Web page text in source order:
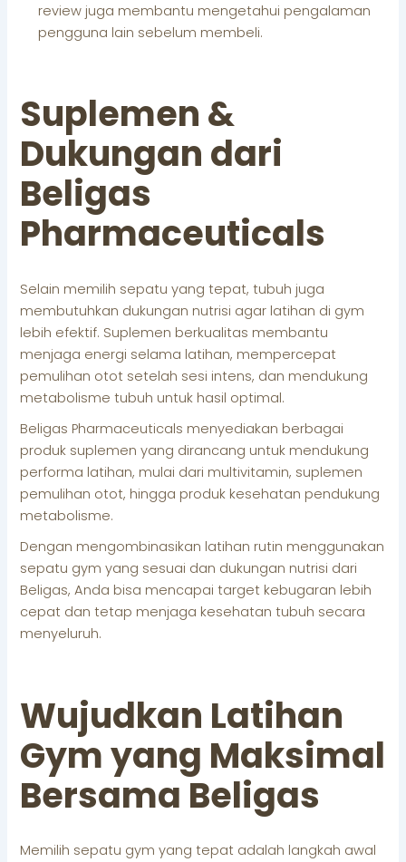
review juga membantu mengetahui pengalaman
pengguna lain sebelum membeli.
Suplemen &
Dukungan dari
Beligas
Pharmaceuticals
Selain memilih sepatu yang tepat, tubuh juga
membutuhkan dukungan nutrisi agar latihan di gym
lebih efektif. Suplemen berkualitas membantu
menjaga energi selama latihan, mempercepat
pemulihan otot setelah sesi intens, dan mendukung
metabolisme tubuh untuk hasil optimal.
Beligas Pharmaceuticals menyediakan berbagai
produk suplemen yang dirancang untuk mendukung
performa latihan, mulai dari multivitamin, suplemen
pemulihan otot, hingga produk kesehatan pendukung
metabolisme.
Dengan mengombinasikan latihan rutin menggunakan
sepatu gym yang sesuai dan dukungan nutrisi dari
Beligas, Anda bisa mencapai target kebugaran lebih
cepat dan tetap menjaga kesehatan tubuh secara
menyeluruh.
Wujudkan Latihan
Gym yang Maksimal
Bersama Beligas
Memilih sepatu gym yang tepat adalah langkah awal